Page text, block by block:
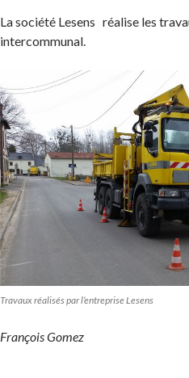
La société Lesens réalise les
intercommunal.
Travaux réalisés par l’entreprise Lesens
François Gomez